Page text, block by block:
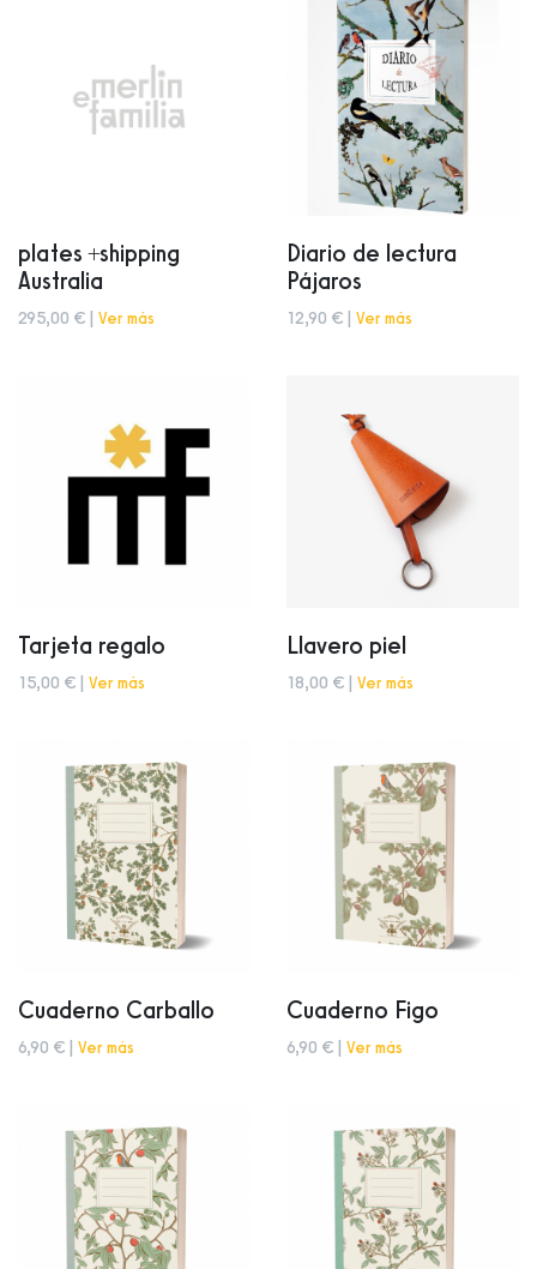
plates +shipping
Australia
295,00 € | Ver más
Diario de lectura
Pájaros
12,90 € | Ver más
Tarjeta regalo
15,00 € | Ver más
Llavero piel
18,00 € | Ver más
Cuaderno Carballo
6,90 € | Ver más
Cuaderno Figo
6,90 € | Ver más